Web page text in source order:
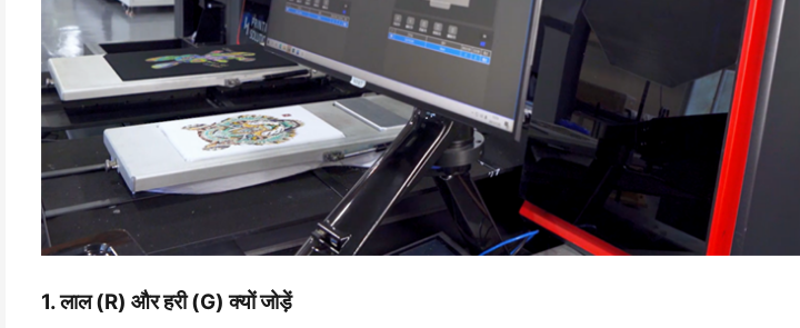
1. लाल (R) और हरी (G) क्यों जोड़ें